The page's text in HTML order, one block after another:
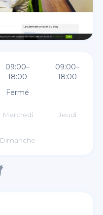
09:00–
18:00
09:00–
18:00
Fermé
Mercredi Jeudi
Dimanche